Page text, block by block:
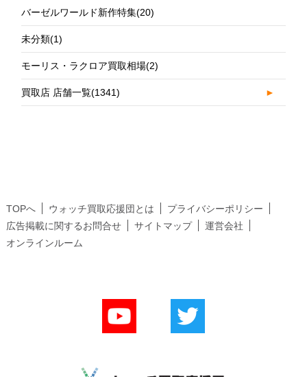
バーゼルワールド新作特集(20)
未分類(1)
モーリス・ラクロア買取相場(2)
買取店 店舗一覧(1341) ►
TOPへ ウォッチ買取応援団とは
プライバシーポリシー
広告掲載に関するお問合せ
サイトマップ
運営会社
オンラインルーム